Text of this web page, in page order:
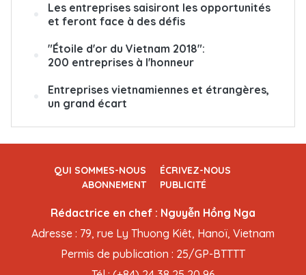
Les entreprises saisiront les opportunités
et feront face à des défis
"Étoile d'or du Vietnam 2018":
200 entreprises à l'honneur
Entreprises vietnamiennes et étrangères,
un grand écart
QUI SOMMES-NOUS
ÉCRIVEZ-NOUS
ABONNEMENT
PUBLICITÉ
Rédactrice en chef : Nguyễn Hồng Nga
Adresse : 79, rue Ly Thuong Kiêt, Hanoï, Vietnam
Permis de publication : 25/GP-BTTTT